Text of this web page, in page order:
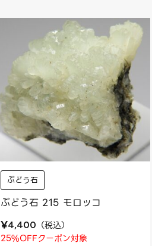
ぶどう石
ぶどう石 215 モロッコ
¥4,400 （税込）
25%OFFクーポン対象